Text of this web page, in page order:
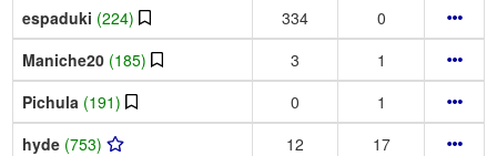
espaduki (224) 334
0
Maniche20 (185) 3
1
Pichula (191) 0
1
hyde (753) 12 17